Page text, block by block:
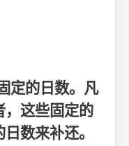
定的日数。凡
，这些固定的
数来补还。